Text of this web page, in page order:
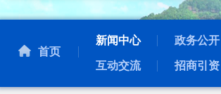
首页
新闻中心 政务公开
互动交流 招商引资